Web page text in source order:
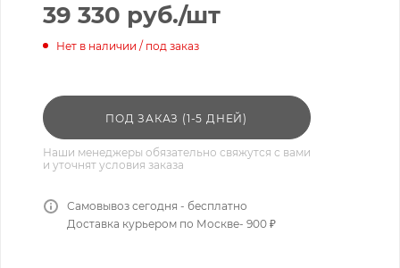
39 330 руб./шт
Нет в наличии / под заказ
ПОД ЗАКАЗ (1-5 ДНЕЙ)
Наши менеджеры обязательно свяжутся с вами
и уточнят условия заказа
Самовывоз сегодня - бесплатно
Доставка курьером по Москве- 900 ₽